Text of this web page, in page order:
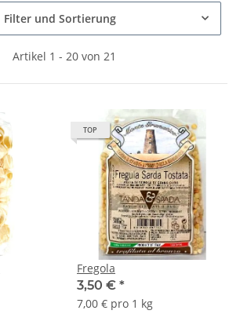
Filter und Sortierung
Artikel 1 - 20 von 21
TOP
Fregola
3,50 € *
7,00 € pro 1 kg